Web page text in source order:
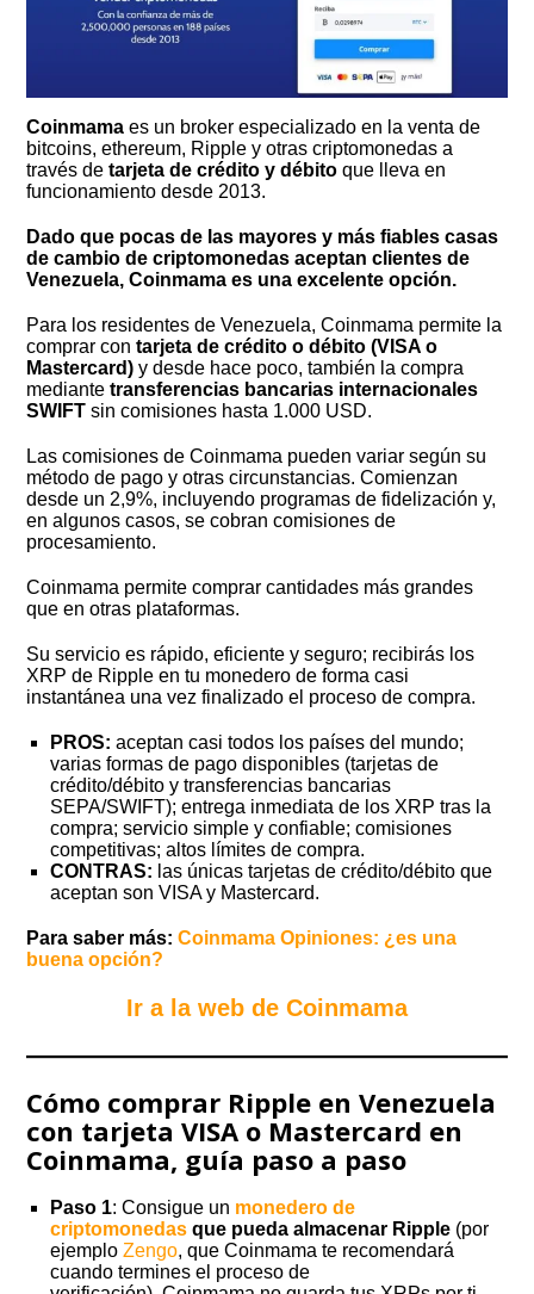
Coinmama es un broker especializado en la venta de
bitcoins, ethereum, Ripple y otras criptomonedas a
través detarjeta de crédito y débito que lleva en
funcionamiento desde 2013.
Dado que pocas de las mayores y más fiables casas
de cambio de criptomonedas aceptan clientes de
Venezuela, Coinmama es una excelente opción.
Para los residentes de Venezuela, Coinmama permite la
comprar contarjeta de crédito o débito (VISA o
Mastercard) y desde hace poco, también la compra
mediante transferencias bancarias internacionales
SWIFT sin comisiones hasta 1.000 USD.
Las comisiones de Coinmama pueden variar según su
método de pago y otras circunstancias. Comienzan
desde un 2,9%, incluyendo programas de fidelización y,
en algunos casos, se cobran comisiones de
procesamiento.
Coinmama permite comprar cantidades más grandes
que en otras plataformas.
Su servicio es rápido, eficiente y seguro; recibirás los
XRP de Ripple en tu monedero de forma casi
instantánea una vez finalizado el proceso de compra.
PROS:aceptan casi todos los países del mundo;
varias formas de pago disponibles (tarjetas de
crédito/débito y transferencias bancarias
SEPA/SWIFT); entrega inmediata de los XRP tras la
compra; servicio simple y confiable; comisiones
competitivas; altos límites de compra.
CONTRAS: las únicas tarjetas de crédito/débito que
aceptan son VISA y Mastercard.
Para saber más: Coinmama Opiniones: ¿es una
buena opción?
Ir a la web de Coinmama
Cómo comprar Ripple en Venezuela
con tarjeta VISA o Mastercard en
Coinmama, guía paso a paso
Paso 1: Consigue un monedero de
criptomonedas que pueda almacenar Ripple (por
ejemploZengo, que Coinmama te recomendará
cuando termines el proceso de